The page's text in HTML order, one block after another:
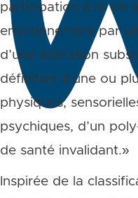
participation à la vie
environnement par
d’une altération
définitive d’une ou
physiques,
psychiques, d’un
de santé invalidant.»
Inspirée de la